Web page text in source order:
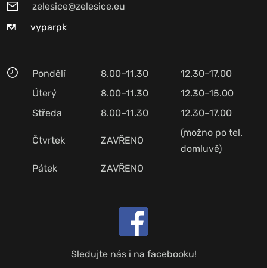
zelesice@zelesice.eu
vyparpk
Pondělí 8.00–11.30
12.30–17.00
Úterý
8.00–11.30
12.30–15.00
Středa
8.00–11.30 12.30–17.00
Čtvrtek ZAVŘENO
(možno po tel.
domluvě)
Pátek
ZAVŘENO
Sledujte nás i na facebooku!